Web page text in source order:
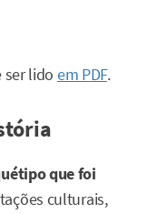
ser lido em PDF.
que foi
culturais,